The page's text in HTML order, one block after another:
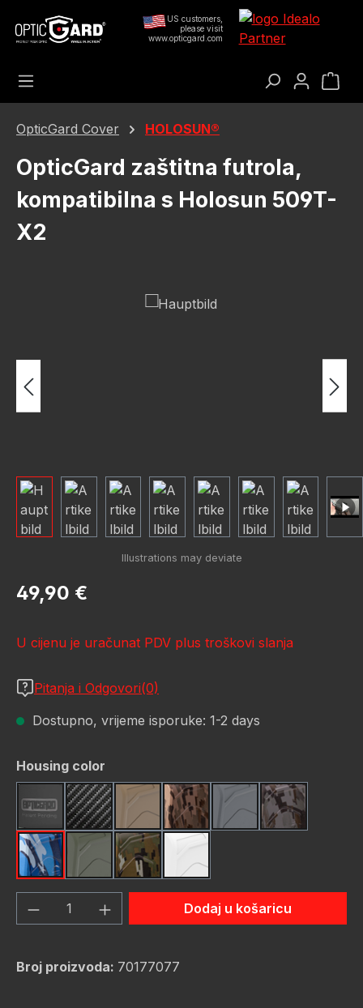
Preskoči na glavni sadržaj US customers,
please visit
www.opticgard.com
OpticGard Cover HOLOSUN®
OpticGard zaštitna futrola,
kompatibilna s Holosun 509T-
X2
Preskoči galeriju slika
Redovna cijena:
49,90 €
U cijenu je uračunat PDV plus troškovi slanja
Pitanja i Odgovori(0)
Dostupno, vrijeme isporuke: 1-2 days
Odaberi
Housing color
Black Carbon FiberFDE (Flat Dark Earth)
FDE CamoGunmetalGunmetal
Navy CamoOD GreenOD Green Camo
White
Količina proizvoda: Unesite željenu
Dodaj u košaricu
Broj proizvoda: 70177077